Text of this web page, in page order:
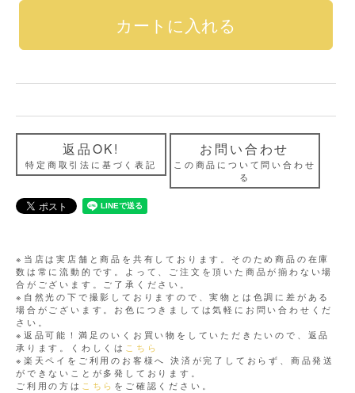
返品OK!
特定商取引法に基づく表記
お問い合わせ
この商品について問い合わせ
る
※当店は実店舗と商品を共有しております。そのため商品の在庫
数は常に流動的です。よって、ご注文を頂いた商品が揃わない場
合がございます。ご了承ください。
※自然光の下で撮影しておりますので、実物とは色調に差がある
場合がございます。お色につきましては気軽にお問い合わせくだ
さい。
※返品可能！満足のいくお買い物をしていただきたいので、返品
承ります。くわしくは こちら
※楽天ペイをご利用のお客様へ 決済が完了しておらず、商品発送
ができないことが多発しております。
ご利用の方は こちら をご確認ください。